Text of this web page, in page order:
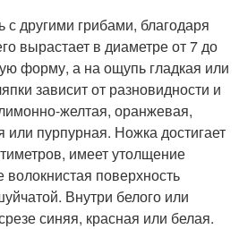
с другими грибами, благодаря
вырастает в диаметре от 7 до
форму, а на ощупь гладкая или
зависит от разновидности и
желтая, оранжевая,
или пурпурная. Ножка достигает
имеет утолщение
поверхность
Внутри белого или
синяя, красная или белая.